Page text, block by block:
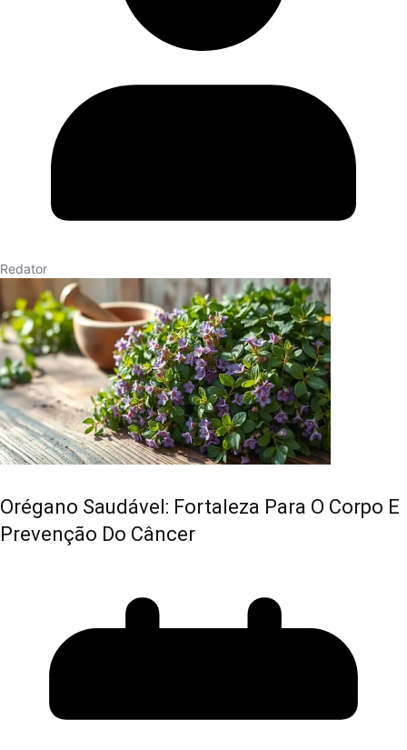
Redator
Orégano Saudável: Fortaleza Para O Corpo E
Prevenção Do Câncer